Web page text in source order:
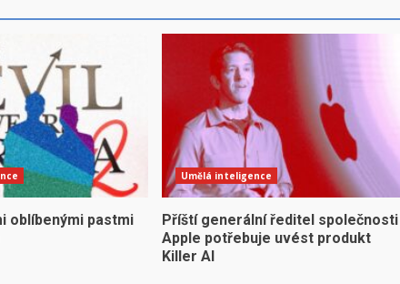
oblíbenými pastmi
Umělá inteligence
Příští generální ředitel společnosti
Apple potřebuje uvést produkt
Killer AI